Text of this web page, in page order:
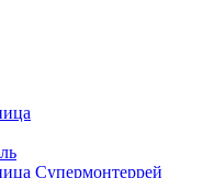
Супермонтеррей